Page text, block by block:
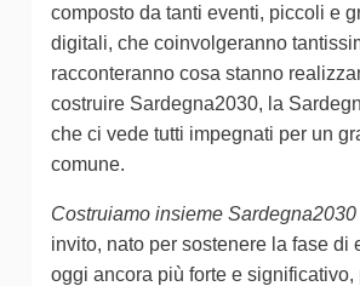
composto da tanti eventi, piccoli e
digitali, che coinvolgeranno
racconteranno cosa stanno
costruire Sardegna2030, la
che ci vede tutti impegnati per un
comune.
Costruiamo insieme Sardegna2030
invito, nato per sostenere la fase di
oggi ancora più forte e significativo,